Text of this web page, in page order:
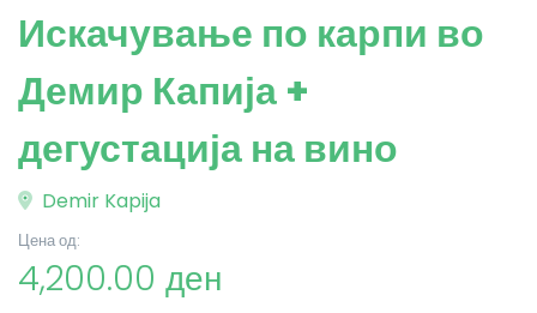
Искачување по карпи во
Демир Капија +
дегустација на вино
Demir Kapija
Цена од:
4,200.00 ден